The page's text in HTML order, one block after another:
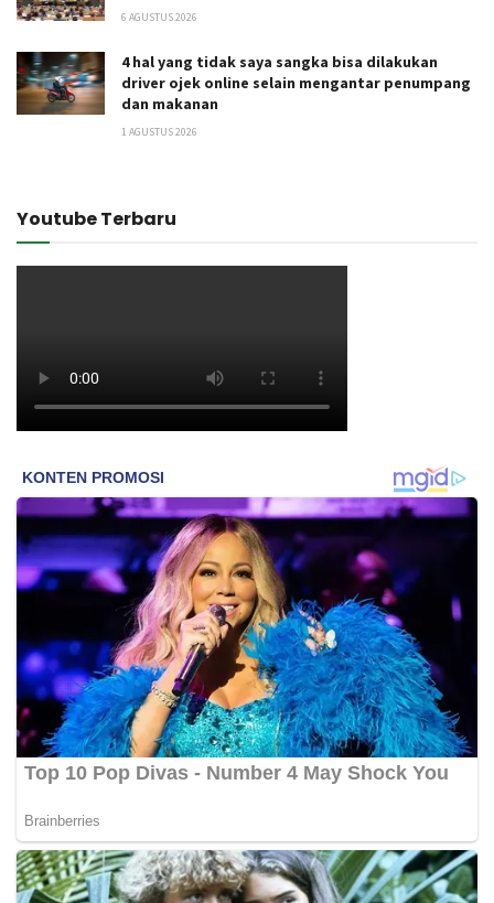
6 AGUSTUS 2026
4 hal yang tidak saya sangka bisa dilakukan
driver ojek online selain mengantar penumpang
dan makanan
1 AGUSTUS 2026
Youtube Terbaru